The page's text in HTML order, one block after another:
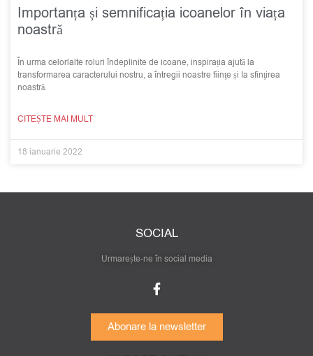
Importanța și semnificația icoanelor în viața
noastră
În urma celorlalte roluri îndeplinite de icoane, inspirația ajută la
transformarea caracterului nostru, a întregii noastre fiinţe și Ia sfinţirea
noastră.
CITEȘTE MAI MULT
18 ianuarie 2022
SOCIAL
Urmarește-ne în social media
Abonare la newsletter